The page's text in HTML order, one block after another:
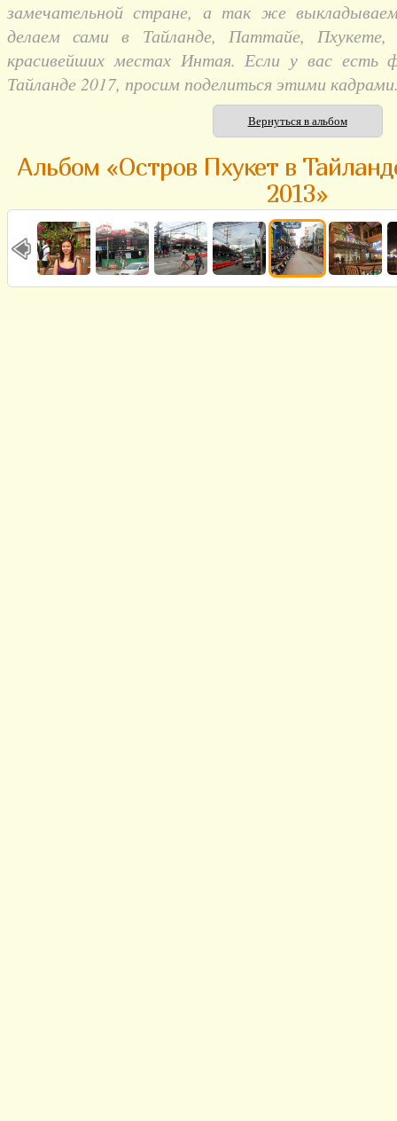
замечательной стране, а так же
делаем сами в Тайланде, Паттайе,
красивейших местах Интая. Если у вас есть
Тайланде 2017, просим поделиться этими
Вернуться в альбом
Альбом «Остров Пхукет в
2013»